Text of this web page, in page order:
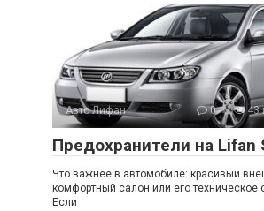
Авто Лифан 0 43
Предохранители на Lifan
Что важнее в автомобиле: красивый
комфортный салон или его техническое
Если